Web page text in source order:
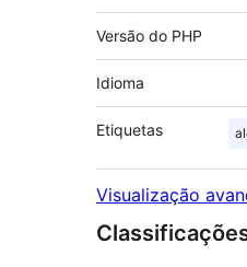
Versão do PHP
Idioma
Etiquetas
Visualização